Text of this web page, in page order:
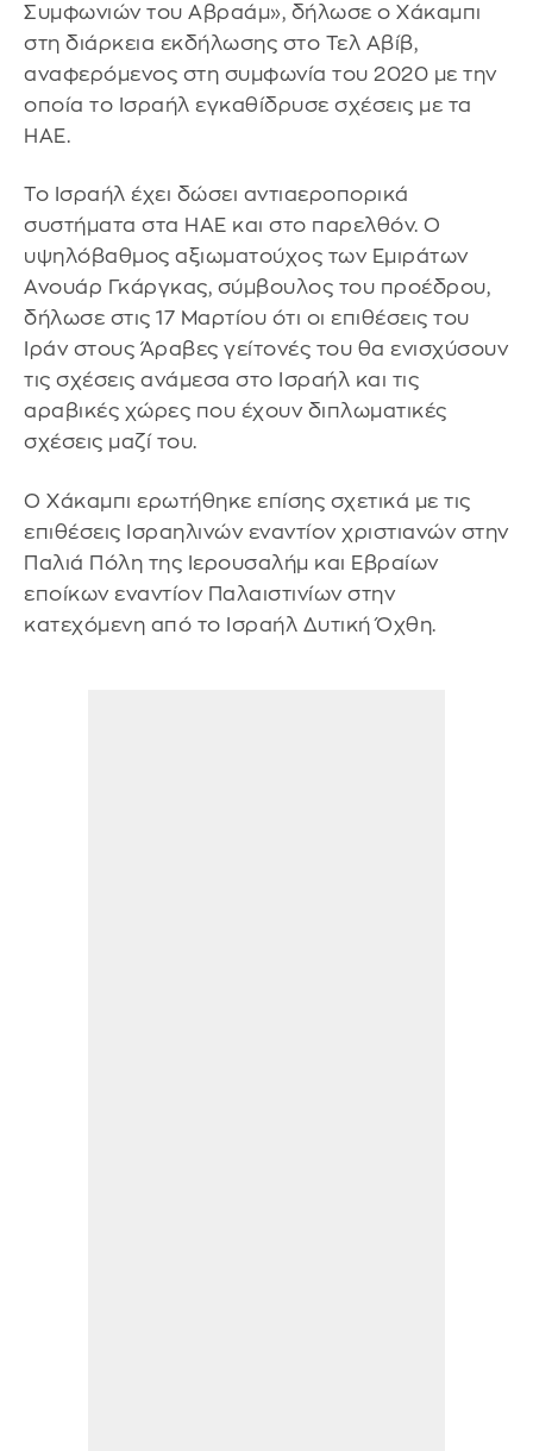
Συμφωνιών του Αβραάμ», δήλωσε ο Χάκαμπι
στη διάρκεια εκδήλωσης στο Τελ Αβίβ,
αναφερόμενος στη συμφωνία του 2020 με την
οποία το Ισραήλ εγκαθίδρυσε σχέσεις με τα
ΗΑΕ.
Το Ισραήλ έχει δώσει αντιαεροπορικά
συστήματα στα ΗΑΕ και στο παρελθόν. Ο
υψηλόβαθμος αξιωματούχος των Εμιράτων
Ανουάρ Γκάργκας, σύμβουλος του προέδρου,
δήλωσε στις 17 Μαρτίου ότι οι επιθέσεις του
Ιράν στους Άραβες γείτονές του θα ενισχύσουν
τις σχέσεις ανάμεσα στο Ισραήλ και τις
αραβικές χώρες που έχουν διπλωματικές
σχέσεις μαζί του.
Ο Χάκαμπι ερωτήθηκε επίσης σχετικά με τις
επιθέσεις Ισραηλινών εναντίον χριστιανών στην
Παλιά Πόλη της Ιερουσαλήμ και Εβραίων
εποίκων εναντίον Παλαιστινίων στην
κατεχόμενη από το Ισραήλ Δυτική Όχθη.